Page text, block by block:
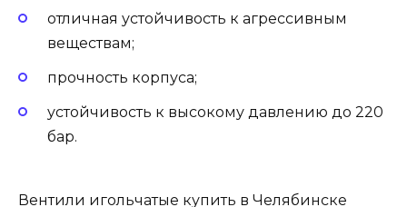
отличная устойчивость к агрессивным
веществам;
прочность корпуса;
устойчивость к высокому давлению до 220
бар.
Вентили игольчатые купить в Челябинске